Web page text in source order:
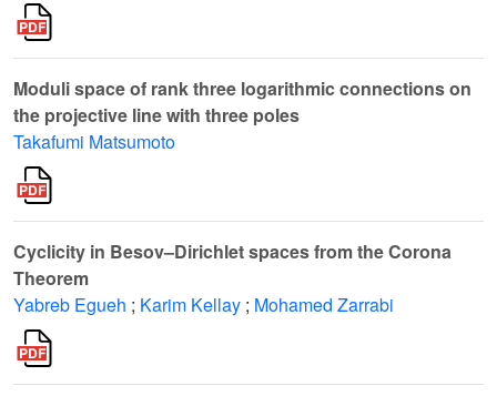
Moduli space of rank three logarithmic connections on
the projective line with three poles
Takafumi Matsumoto
Cyclicity in Besov–Dirichlet spaces from the Corona
Theorem
Yabreb Egueh ; Karim Kellay ; Mohamed Zarrabi